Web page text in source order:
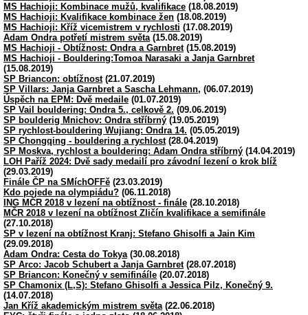
MS Hachioji: Kombinace mužů, kvalifikace (18.08.2019)
MS Hachioji: Kvalifikace kombinace žen (18.08.2019)
MS Hachioji: Kříž vicemistrem v rychlosti (17.08.2019)
Adam Ondra potřetí mistrem světa(15.08.2019)
MS Hachioji - Obtížnost: Ondra a Garnbret(15.08.2019)
MS Hachioji - Bouldering:Tomoa Narasaki a Janja Garnbret
(15.08.2019)
SP Briancon: obtížnost(21.07.2019)
SP Villars: Janja Garnbret a Sascha Lehmann, (06.07.2019)
Úspěch na EPM: Dvě medaile (01.07.2019)
SP Vail bouldering: Ondra 5., celkově 2. (09.06.2019)
SP boulderig Mnichov: Ondra stříbrný (19.05.2019)
SP rychlost-bouldering Wujiang: Ondra 14. (05.05.2019)
SP Chongqing - bouldering a rychlost(28.04.2019)
SP Moskva, rychlost a bouldering: Adam Ondra stříbrný (14.04.2019)
LOH Paříž 2024: Dvě sady medailí pro závodní lezení o krok blíž
(29.03.2019)
Finále ČP na SMíchOFFě (23.03.2019)
Kdo pojede na olympiádu? (06.11.2018)
ING MČR 2018 v lezení na obtížnost - finále (28.10.2018)
MČR 2018 v lezení na obtížnost Zličín kvalifikace a semifinále
(27.10.2018)
SP v lezení na obtížnost Kranj: Stefano Ghisolfi a Jain Kim
(29.09.2018)
Adam Ondra: Cesta do Tokya(30.08.2018)
SP Arco: Jacob Schubert a Janja Garnbret(28.07.2018)
SP Briancon: Konečný v semifináíle (20.07.2018)
SP Chamonix (L,S): Stefano Ghisolfi a Jessica Pilz, Konečný 9.
(14.07.2018)
Jan Kříž akademickým mistrem světa(22.06.2018)